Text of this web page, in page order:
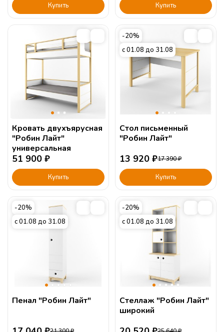
Купить Купить
Кровать двухъярусная
"Робин Лайт"
универсальная
51 900 ₽
Купить
-20%
с 01.08 до 31.08
Стол письменный
"Робин Лайт"
13 920 ₽17 390₽
Купить
-20%
с 01.08 до 31.08
Пенал "Робин Лайт"
-20%
с 01.08 до 31.08
Стеллаж "Робин Лайт"
широкий